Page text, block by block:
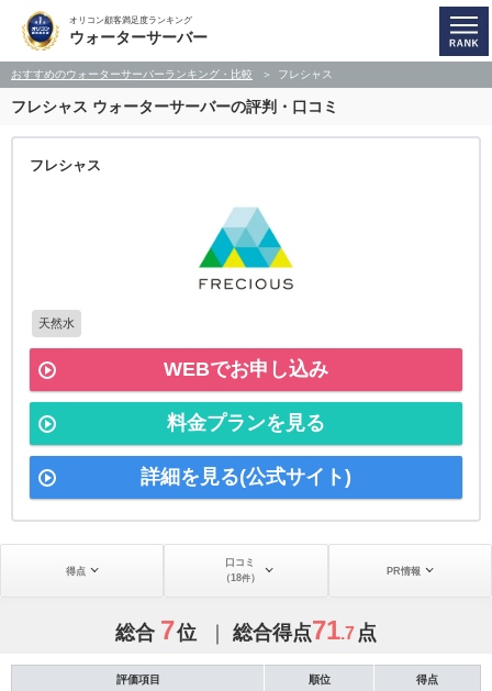
オリコン顧客満足度ランキング
ウォーターサーバー
おすすめのウォーターサーバーランキング・比較 フレシャス
フレシャス ウォーターサーバーの評判・口コミ
フレシャス
天然水
WEBでお申し込み
料金プランを見る
詳細を見る(公式サイト)
得点
口コミ
（18件）
PR情報
総合 7位 総合得点71.7 点
評価項目 順位 得点